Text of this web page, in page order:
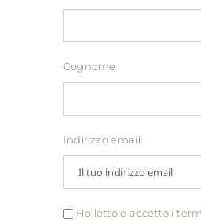
Cognome
Indirizzo email:
Ho letto e accetto i